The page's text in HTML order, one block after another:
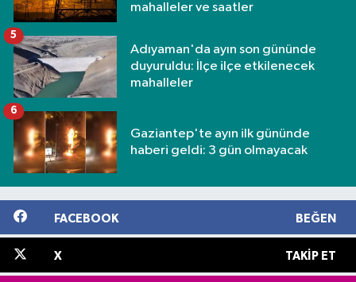
mahalleler ve saatler
Adıyaman'da ayın son gününde
duyuruldu: İlçe ilçe etkilenecek
mahalleler
5
Gaziantep'te ayın ilk gününde
haberi geldi: 3 gün olmayacak
6
FACEBOOK BEĞEN
X TAKIP ET